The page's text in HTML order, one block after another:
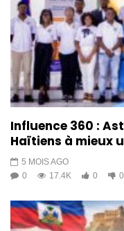
Influence 360 :
Haïtiens à mieux
5 MOIS AGO
0
17.4K 0 0